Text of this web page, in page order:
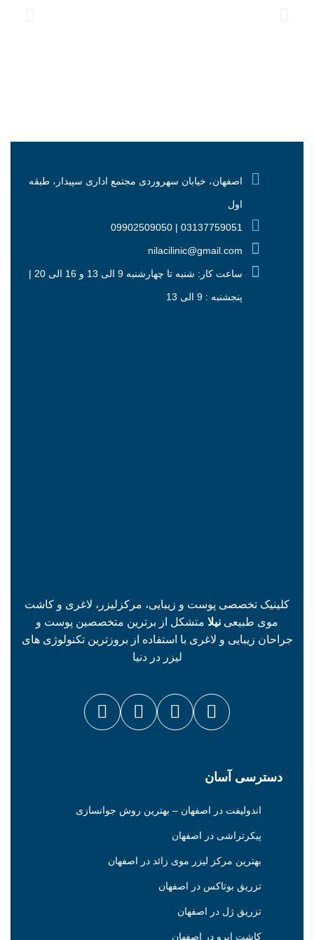
اصفهان، خیابان سهروردی مجتمع اداری سپیدار، طبقه
اول
03137759051 | 09902509050
nilacilinic@gmail.com
ساعت کار: شنبه تا چهارشنبه 9 الی 13 و 16 الی 20 |
پنجشنبه : 9 الی 13
کلینیک تخصصی پوست و زیبایی، مرکزلیزر، لاغری و کاشت
موی طبیعی نیلا متشکل از برترین متخصصین پوست و
جراحان زیبایی و لاغری با استفاده از بروزترین تکنولوژی های
لیزر در دنیا
دسترسی آسان
اندولیفت در اصفهان – بهترین روش جوانسازی
پیکرتراشی در اصفهان
بهترین مرکز لیزر موی زائد در اصفهان
تزریق بوتاکس در اصفهان
تزریق ژل در اصفهان
کاشت ابرو در اصفهان